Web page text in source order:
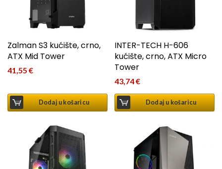
Zalman S3 kućište, crno,
ATX Mid Tower
41,55 €
Dodaj u košaricu
INTER-TECH H-606
kućište, crno, ATX Micro
Tower
43,74€
Dodaj u košaricu